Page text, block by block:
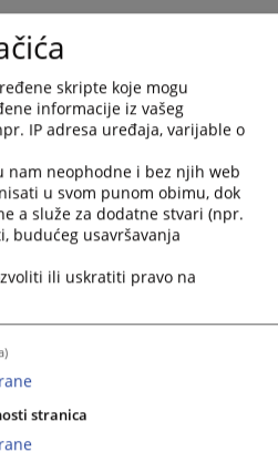
dana od dana objave u
jezik
sadržaja
vijesti istu preuzeti u
izvora informacije.
BiH za 2020. (bosanski jezik)
BiH za 2020. (hrvatski
BiH za 2020. (srpski jezik)
skripte koje mogu
informacije iz vašeg
IP adresa uređaja, varijable o
nam neophodne i bez njih web
u svom punom obimu, dok
a služe za dodatne stvari (npr.
budućeg usavršavanja
ili uskratiti pravo na
stranica